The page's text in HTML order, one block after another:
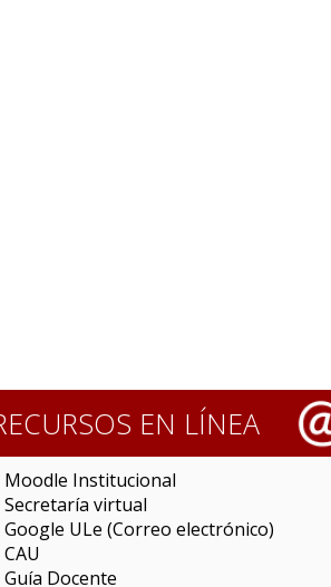
EN LÍNEA
Moodle Institucional
Secretaría virtual
Google ULe (Correo electrónico)
CAU
Guía Docente